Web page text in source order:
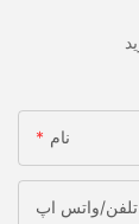
نام
تلفن/واتس اپ